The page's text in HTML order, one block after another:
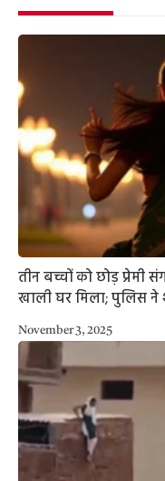
तीन बच्चों को छोड़ प्रेमी
खाली घर मिला; पुलिस
November 3, 2025